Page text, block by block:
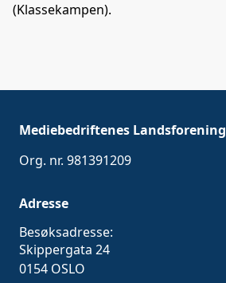
(Klassekampen).
Mediebedriftenes Landsforening
Org. nr. 981391209
Adresse
Besøksadresse:
Skippergata 24
0154 OSLO